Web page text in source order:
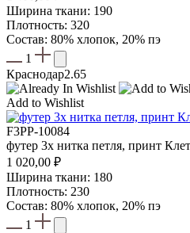
Ширина ткани: 190
Плотность: 320
Состав: 80% хлопок, 20% пэ
1
Краснодар2.65
Add to Wishlist
F3PP-10084
футер 3х нитка петля, принт
1 020,00 ₽
Ширина ткани: 180
Плотность: 230
Состав: 80% хлопок, 20% пэ
1